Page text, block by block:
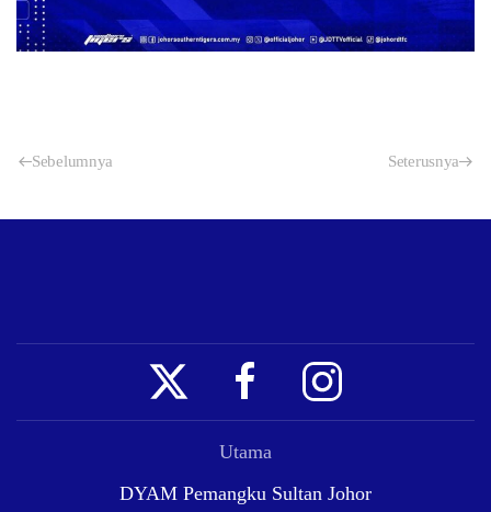
Sebelumnya Seterusnya
Utama
DYAM Pemangku Sultan Johor